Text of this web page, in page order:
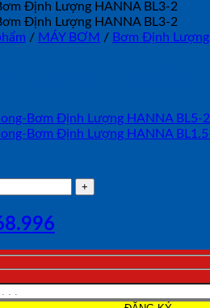
/ MÁY BƠM / Bơm Định Lượng